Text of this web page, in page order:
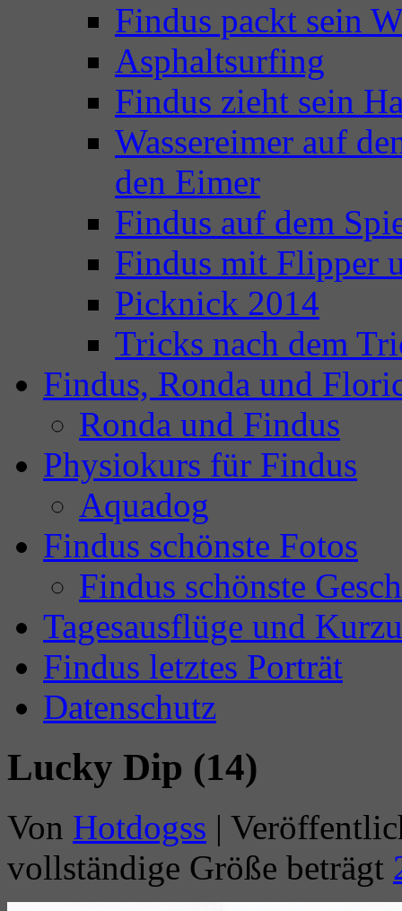
Findus packt sein
Asphaltsurfing
Findus zieht sein
Wassereimer auf
den Eimer
Findus auf dem
Findus mit Flipper
Picknick 2014
Tricks nach dem
Findus, Ronda und
Ronda und Findus
Physiokurs für Findus
Aquadog
Findus schönste Fotos
Findus schönste
Tagesausflüge und
Findus letztes Porträt
Datenschutz
Lucky Dip (14)
Von Hotdogss |
vollständige Größe beträgt